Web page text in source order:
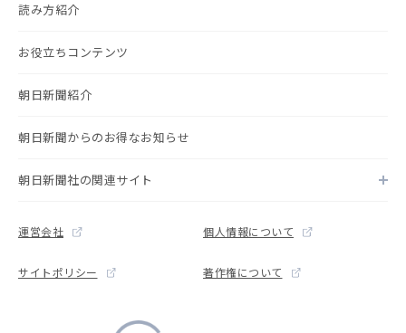
読み方紹介
お役立ちコンテンツ
朝日新聞紹介
朝日新聞からのお得なお知らせ
朝日新聞社の関連サイト
運営会社 個人情報について
サイトポリシー 著作権について